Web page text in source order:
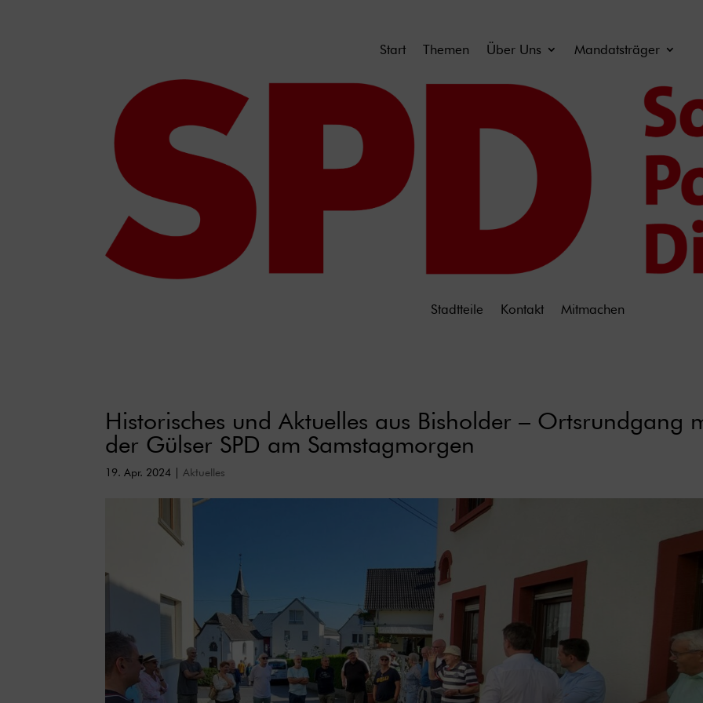
Start Themen Über Uns Mandatsträger
Stadtteile Kontakt Mitmachen
Historisches und Aktuelles aus Bisholder – Ortsrundgang
der Gülser SPD am Samstagmorgen
19. Apr. 2024 Aktuelles